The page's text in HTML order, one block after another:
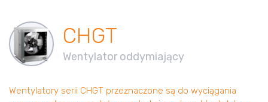
CHGT
Wentylator oddymiający
Wentylatory serii CHGT przeznaczone są do wyciągania